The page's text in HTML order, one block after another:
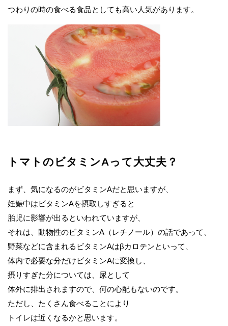
つわりの時の食べる食品としても高い人気があります。
トマトのビタミンAって大丈夫？
まず、気になるのがビタミンAだと思いますが、
妊娠中はビタミンAを摂取しすぎると
胎児に影響が出るといわれていますが、
それは、動物性のビタミンA（レチノール）の話であって、
野菜などに含まれるビタミンAはβカロテンといって、
体内で必要な分だけビタミンAに変換し、
摂りすぎた分については、尿として
体外に排出されますので、何の心配もないのです。
ただし、たくさん食べることにより
トイレは近くなるかと思います。